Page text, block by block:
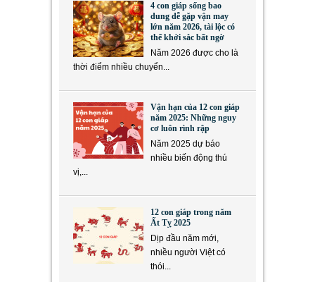
4 con giáp sống bao
dung dễ gặp vận may
lớn năm 2026, tài lộc có
thể khởi sắc bất ngờ
Năm 2026 được cho là
thời điểm nhiều chuyển...
Vận hạn của 12 con giáp
năm 2025: Những nguy
cơ luôn rình rập
Năm 2025 dự báo
nhiều biến động thú
vị,...
12 con giáp trong năm
Ất Tỵ 2025
Dịp đầu năm mới,
nhiều người Việt có
thói...